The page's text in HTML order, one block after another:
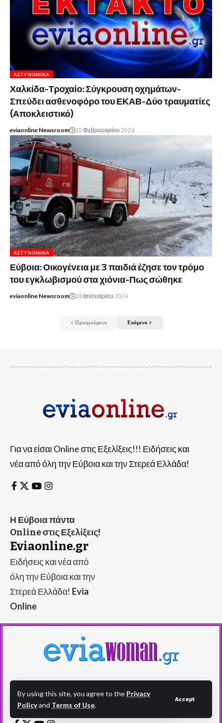
By using this site, you agree to the Privacy
Policyand Terms of Use.
Accept
ΑΣΤΥΝΟΜΙΚΆ
Χαλκίδα-Τροχαίο: Σύγκρουση οχημάτων-
Σπεύδει ασθενοφόρο του ΕΚΑΒ-Δύο τραυματίες
(Αποκλειστικό)
eviaonline Newsroom 22 Φεβρουαρίου 2026
ΑΣΤΥΝΟΜΙΚΆ
Εύβοια: Οικογένεια με 3 παιδιά έζησε τον τρόμο
του εγκλωβισμού στα χιόνια-Πως σώθηκε
eviaonline Newsroom 28 Ιανουαρίου 2024
Προηγούμενο Επόμενο
Για να είσαι Online στις Εξελίξεις!!! Ειδήσεις και
νέα από όλη την Εύβοια και την Στερεά Ελλάδα!
Η Εύβοια πάντα
Online στις Εξελίξεις!
Eviaonline.gr
Ειδήσεις και νέα από
όλη την Εύβοια και την
Στερεά Ελλάδα! Evia
Online
καλύτερά της!